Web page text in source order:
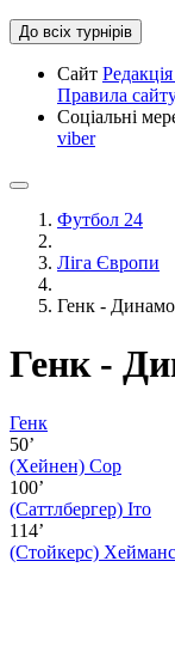
До всіх турнірів
Сайт Редакція
Правила
Соціальні
viber
Футбол 24
Ліга Європи
Генк -
Генк -
Генк
50’
(Хейнен) Сор
100’
(Саттлбергер) Іто
114’
(Стойкерс) Хейманс